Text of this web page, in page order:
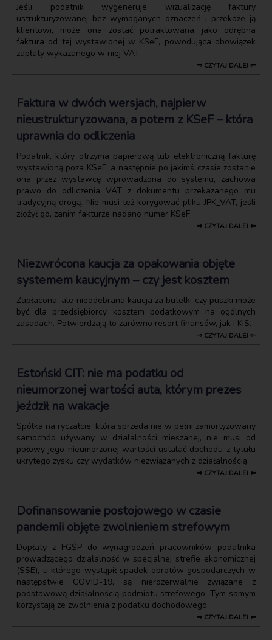
Jeśli podatnik wygeneruje wizualizację faktury
ustrukturyzowanej bez wymaganych oznaczeń i przekaże ją
klientowi, może ona zostać potraktowana jako odrębna
faktura od tej wystawionej w KSeF, powodująca obowiązek
zapłaty wykazanego w niej VAT.
⇒ CZYTAJ DALEJ ⇐
Faktura w dwóch wersjach, najpierw
nieustrukturyzowana, a potem z KSeF – która
uprawnia do odliczenia
Podatnik, który otrzyma papierową lub elektroniczną fakturę
wystawioną poza KSeF, a następnie po jakimś czasie zostanie
ona przez wystawcę wprowadzona do systemu, zachowa
prawo do odliczenia VAT z dokumentu przekazanego mu
tradycyjną drogą. Nie musi też korygować pliku JPK_VAT, jeśli
złożył go, zanim fakturze nadano numer KSeF.
⇒ CZYTAJ DALEJ ⇐
Niezwrócona kaucja za opakowania objęte
systemem kaucyjnym – czy jest kosztem
Zapłacona, ale nieodebrana kaucja za butelki czy puszki może
być dla przedsiębiorcy kosztem podatkowym na ogólnych
zasadach. Potwierdzają to zarówno resort finansów, jak i KIS.
⇒ CZYTAJ DALEJ ⇐
Estoński CIT: nie ma podatku od
nieumorzonej wartości auta, którym prezes
jeździł na wakacje
Spółka na ryczałcie, która sprzeda nie w pełni zamortyzowany
samochód używany w działalności mieszanej, nie musi od
połowy jego nieumorzonej wartości ustalać dochodu z tytułu
ukrytego zysku czy wydatków niezwiązanych z działalnością.
⇒ CZYTAJ DALEJ ⇐
Dofinansowanie postojowego w czasie
pandemii objęte zwolnieniem strefowym
Dopłaty z FGŚP do wynagrodzeń pracowników podatnika
prowadzącego działalność w specjalnej strefie ekonomicznej
(SSE), u którego wystąpił spadek obrotów gospodarczych w
następstwie COVID-19, są nierozerwalnie związane z
podstawową działalnością podmiotu strefowego. Tym samym
korzystają ze zwolnienia z podatku dochodowego.
⇒ CZYTAJ DALEJ ⇐